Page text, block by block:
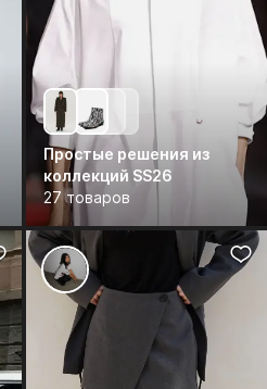
Простые решения из
коллекций SS26
27 товаров